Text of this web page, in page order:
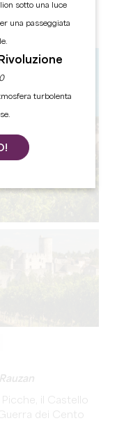
il Castello
dei Cento
sotto una luce
una passeggiata
turbolenta